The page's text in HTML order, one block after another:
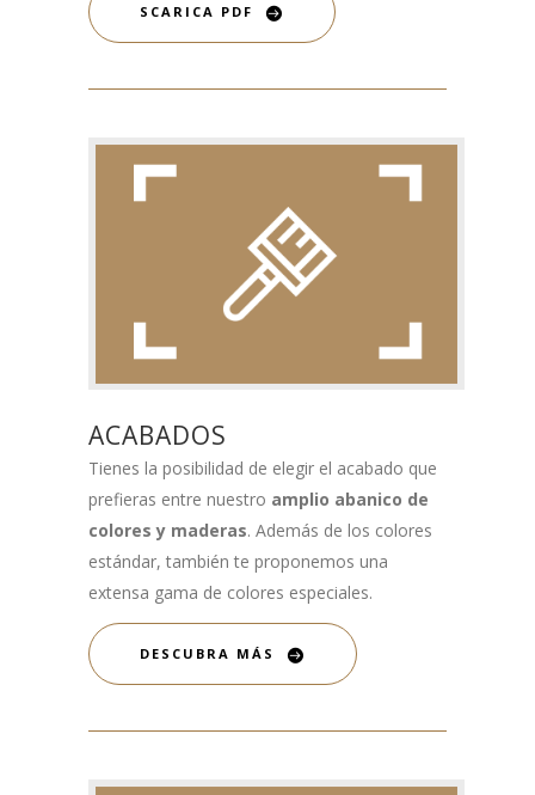
SCARICA PDF
ACABADOS
Tienes la posibilidad de elegir el acabado que
prefieras entre nuestro amplio abanico de
colores y maderas. Además de los colores
estándar, también te proponemos una
extensa gama de colores especiales.
DESCUBRA MÁS